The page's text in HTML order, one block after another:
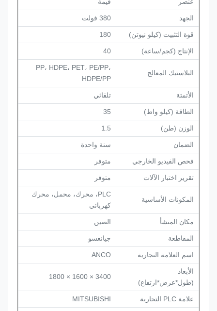
قوة التثبيت (كيلو نيوتن)
الإنتاج (كجم/ساعة)
البلاستيك المعالج
PP، HDPE، PET، PE/PP،
HDPE/PP
الأتمتة تلقائي
الطاقة (كيلو واط)
الوزن (طن)
الضمان سنة واحدة
فحص الفيديو الخارجي متوفر
تقرير اختبار الآلات متوفر
المكونات الأساسية
PLC، محرك، محمل، محرك
كهربائي
مكان المنشأ الصين
المقاطعة جيانغسو
اسم العلامة التجارية ANCO
(طول*عرض*ارتفاع)
علامة PLC التجارية MITSUBISHI